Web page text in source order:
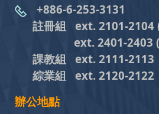
+886-6-253-3131
註冊組 ext. 2101-2104
ext. 2401-2403
課教組 ext. 2111-2113
綜業組
ext. 2120-2122
辦公地點